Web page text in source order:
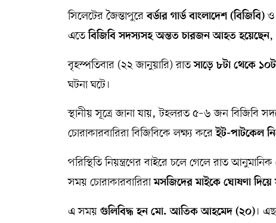
সিলেটের জৈন্তাপুরেবর্ডার গার্ড বাংলাদেশ (বিজিবি) ও
এতেবিজিবি সদস্যসহ অন্তত চারজন আহত হয়েছেন,
বৃহস্পতিবার (২২ জানুয়ারি) রাতসাড়ে ৮টা থেকে
ঘটনা ঘটে।
স্থানীয় সূত্রে জানা যায়, টহলরত ৫–৬ জন বিজিবি
চোরাকারবারিরা বিজিবিকে লক্ষ্য করেইট-পাটকেল
পরিস্থিতি নিয়ন্ত্রণের বাইরে চলে গেলে রাত আনুমানিক
সময় চোরাকারবারিরামসজিদের মাইকে ঘোষণা
এ সময় গুলিবিদ্ধ হন মো. আতিক আহমেদ (২০)।
সম্পাদকীয় কলাম
DIAL SYLHET